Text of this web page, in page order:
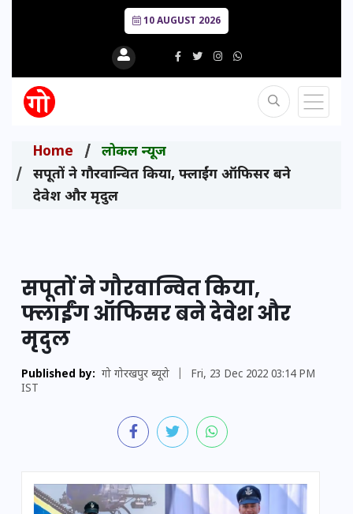
10 AUGUST 2026
Home
लोकल न्यूज
सपूतों ने गौरवान्वित किया, फ्लाईंग ऑफिसर बने
देवेश और मृदुल
सपूतों ने गौरवान्वित किया,
फ्लाईंग ऑफिसर बने देवेश और
मृदुल
Published by: गो गोरखपुर ब्यूरो
Fri, 23 Dec 2022 03:14 PM
IST